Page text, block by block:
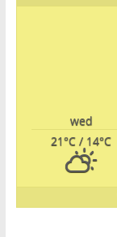
wed
21°C / 14°C